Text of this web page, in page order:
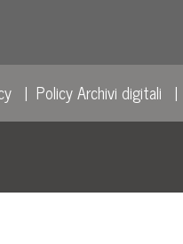
Policy Archivi digitali